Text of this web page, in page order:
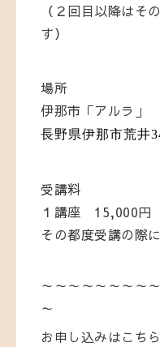
（２回目以降はそ
す）
場所
伊那市「アルラ」
長野県伊那市荒井
受講料
１講座 15,000円
その都度受講の際
～～～～～～～～
～
お申し込みはこち